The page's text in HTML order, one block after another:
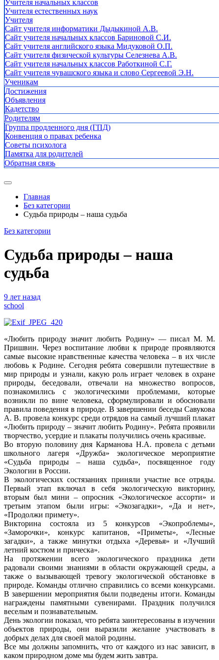
Учителя начальных классов
Учителя естественных наук
Учителя
Cайт учителя информатики Дыдыкиной А.В.
Сайт учителя начальных классов Бариновой С.И.
Сайт учителя английского языка Мидуковой О.П.
Сайт учителя физической культуры Селезнева А.В.
Сайт учителя начальных классов Работкиной С.Г.
Сайт учителя чувашского языка и слово Сергеевой Э.Н.
Ученикам
Достижения
Объявления
Кадетство
Родителям
Группа продленного дня (ГПД)
Конвенция о правах ребенка
Советы психолога
Памятка для родителей
Обратная связь
Главная
Без категории
Судьба природы – наша судьба
Без категории
Судьба природы – наша
судьба
9 лет назад
school
«Любить природу значит любить Родину» — писал М. М.
Пришвин. Через воспитание любви к природе проявляются
самые высокие нравственные качества человека – в их числе
любовь к Родине. Сегодня ребята совершили путешествие в
мир природы и узнали, какую роль играет человек в охране
природы, беседовали, отвечали на множество вопросов,
познакомились с экологическими проблемами, которые
возникли по вине человека, сформулировали и обосновали
правила поведения в природе. В завершении беседы Савукова
А. В. провела конкурс среди отрядов на самый лучший плакат
«Любить природу – значит любить Родину». Ребята проявили
творчество, усердие и плакаты получились очень красивые.
Во вторую половину дня Карманова Н.А. провела с детьми
школьного лагеря «Дружба» экологическое мероприятие
«Судьба природы – наша судьба», посвященное году
Экологии в России.
В экологических состязаниях приняли участие все отряды.
Первый этап включал в себя экологическую викторину,
вторым был мини – опросник «Экологическое ассорти» и
третьим этапом были игры: «Экозагадки», «Да и нет»,
«Продолжи примету».
Викторина состояла из 5 конкурсов «Экопроблемы»,
«Заморочки», конкурс капитанов, «Приметы», «Лесные
загадки», а также минутки отдыха «Деревья» и «Лучший
летний костюм и прическа».
На протяжении всего экологического праздника дети
радовали своими знаниями в области окружающей среды, а
также о вызывающей тревогу экологической обстановке в
природе. Команды отлично справились со всеми конкурсами.
В завершении мероприятия были подведены итоги. Команды
награждены памятными сувенирами. Праздник получился
веселым и познавательным.
День экологии показал, что ребята заинтересованы в изучении
объектов природы, они выразили желание участвовать в
добрых делах для своей малой родины.
Все мы должны запомнить, что от каждого из нас зависит, в
каком природном доме мы будем жить завтра.